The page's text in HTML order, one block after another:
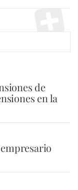
de
en la